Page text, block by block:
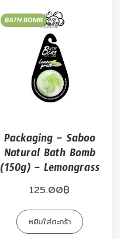
BATH BOMB
Packaging – Saboo
Natural Bath Bomb
(150g) – Lemongrass
125.00฿
หยิบใส่ตะกร้า